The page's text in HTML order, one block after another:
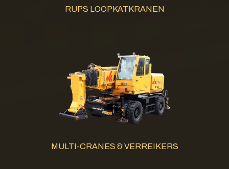
RUPS LOOPKATKRANEN
MULTI-CRANES & VERREIKERS